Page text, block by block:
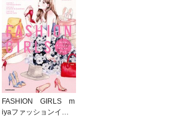
FASHION GIRLS m
iyaファッションイラ